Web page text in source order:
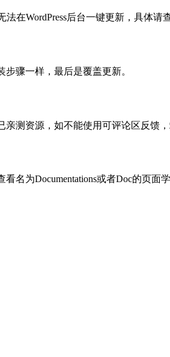
在WordPress后台一键更新，具体请
骤一样，最后是覆盖更新。
测资源，如不能使用可评论区反馈
为Documentations或者Doc的页面